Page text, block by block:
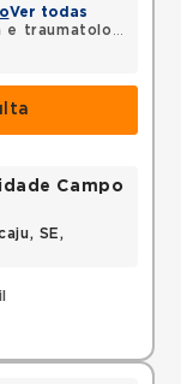
Ver todas
traumatologia
Campo
SE,